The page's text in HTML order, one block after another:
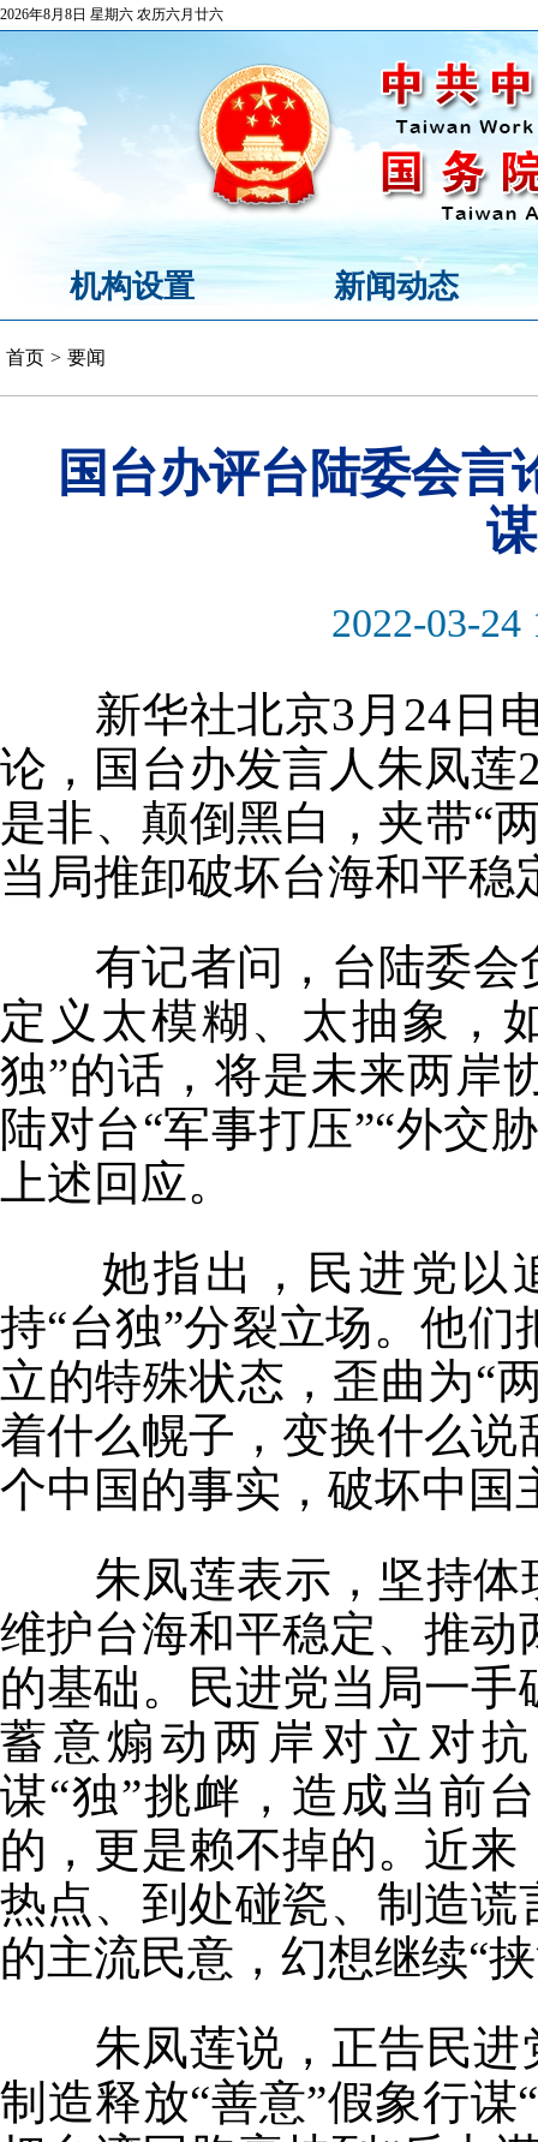
2026年8月8日 星期六 农历六月廿六
机构设置 新闻动态
首页 > 要闻
国台办评台陆委会言
2022-03-24
新华社北京3月24日电
论，国台办发言人朱凤
是非、颠倒黑白，夹带“
当局推卸破坏台海和平稳
有记者问，台陆委会
定义太模糊、太抽象，
独”的话，将是未来两岸
陆对台“军事打压”“外交
上述回应。
她指出，民进党以追
持“台独”分裂立场。他
立的特殊状态，歪曲为“
着什么幌子，变换什么
个中国的事实，破坏中国
朱凤莲表示，坚持体
维护台海和平稳定、推
的基础。民进党当局一
蓄意煽动两岸对立对
谋“独”挑衅，造成当前
的，更是赖不掉的。近
热点、到处碰瓷、制造
的主流民意，幻想继续“
朱凤莲说，正告民进
制造释放“善意”假象行